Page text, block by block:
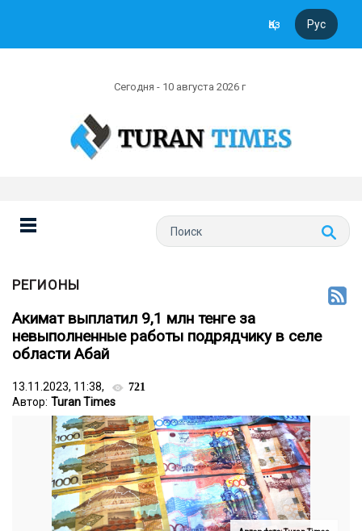
Қаз Рус
Сегодня - 10 августа 2026 г
РЕГИОНЫ
Акимат выплатил 9,1 млн тенге за
невыполненные работы подрядчику в селе
области Абай
13.11.2023, 11:38, 721
Автор: Turan Times